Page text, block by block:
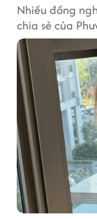
Nhiều đồng
chia sẻ của